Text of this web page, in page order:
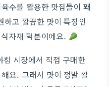
수를 활용한 맛집들이 꽤
고 깔끔한 맛이 특징인
자재 덕분이에요.
시장에서 직접 구매한
요. 그래서 맛이 정말 깔